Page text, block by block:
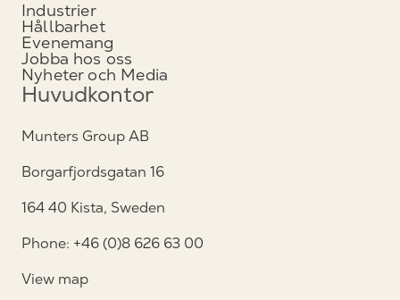
Industrier
Hållbarhet
Evenemang
Jobba hos oss
Nyheter och Media
Huvudkontor
Munters Group AB
Borgarfjordsgatan 16
164 40 Kista, Sweden
Phone: +46 (0)8 626 63 00
View map